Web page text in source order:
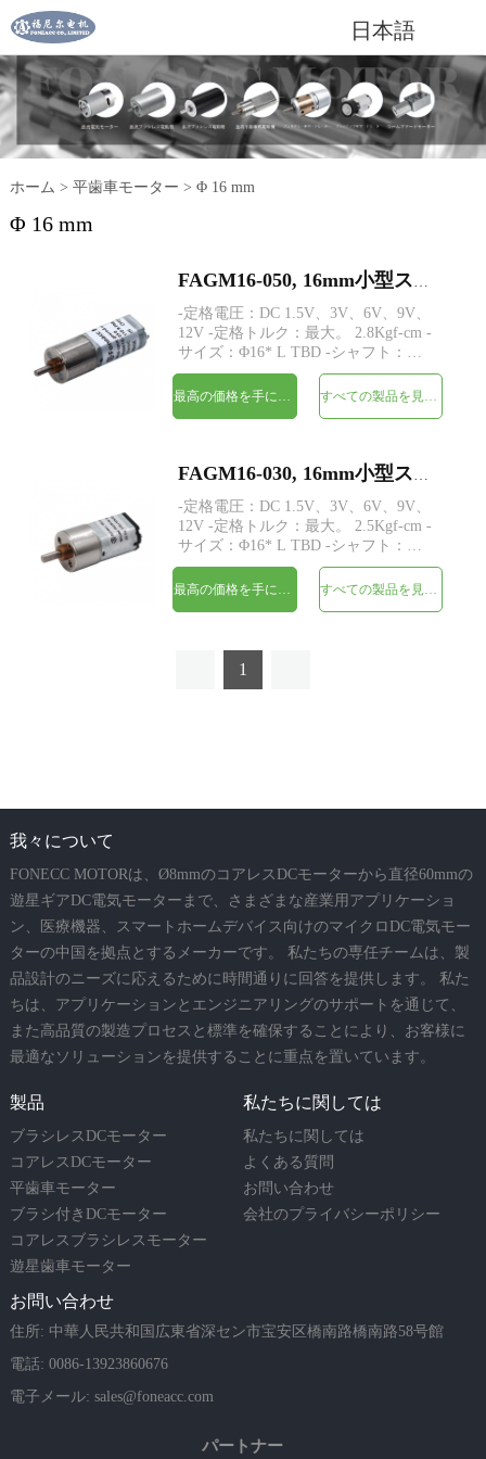
日本語
ホーム > 平歯車モーター > Φ 16 mm
Φ 16 mm
-定格電圧：DC 1.5V、3V、6V、9V、
12V -定格トルク：最大。 2.8Kgf-cm -
サイズ：Φ16* L TBD -シャフト：
Φ3mmDカット0.5mm、M3、M4、カ
スタム -エンコーダ：磁気エンコーダ
-定格電圧：DC 1.5V、3V、6V、9V、
12V -定格トルク：最大。 2.5Kgf-cm -
サイズ：Φ16* L TBD -シャフト：
Φ3mmDカット0.5mm、M3、M4、カ
スタム -エンコーダ：磁気エンコーダ
1
我々について
FONECC MOTORは、Ø8mmのコアレスDCモーターから直径60mmの
遊星ギアDC電気モーターまで、さまざまな産業用アプリケーショ
ン、医療機器、スマートホームデバイス向けのマイクロDC電気モー
ターの中国を拠点とするメーカーです。 私たちの専任チームは、製
品設計のニーズに応えるために時間通りに回答を提供します。 私た
ちは、アプリケーションとエンジニアリングのサポートを通じて、
また高品質の製造プロセスと標準を確保することにより、お客様に
最適なソリューションを提供することに重点を置いています。
製品
ブラシレスDCモーター
コアレスDCモーター
平歯車モーター
ブラシ付きDCモーター
コアレスブラシレスモーター
遊星歯車モーター
私たちに関しては
私たちに関しては
よくある質問
お問い合わせ
会社のプライバシーポリシー
お問い合わせ
住所: 中華人民共和国広東省深セン市宝安区橋南路橋南路58号館
電話: 0086-13923860676
電子メール: sales@foneacc.com
パートナー